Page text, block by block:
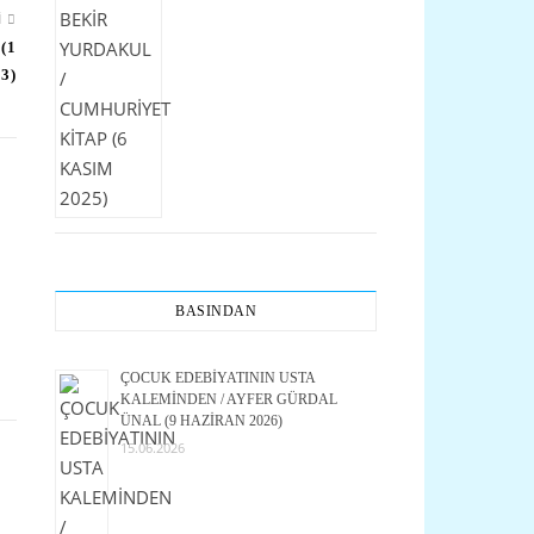
BASINDAN
ÇOCUK EDEBİYATININ USTA
KALEMİNDEN / AYFER GÜRDAL
ÜNAL (9 HAZİRAN 2026)
15.06.2026